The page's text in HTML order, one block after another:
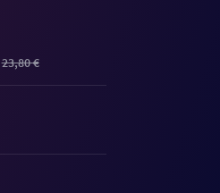
23,80 €